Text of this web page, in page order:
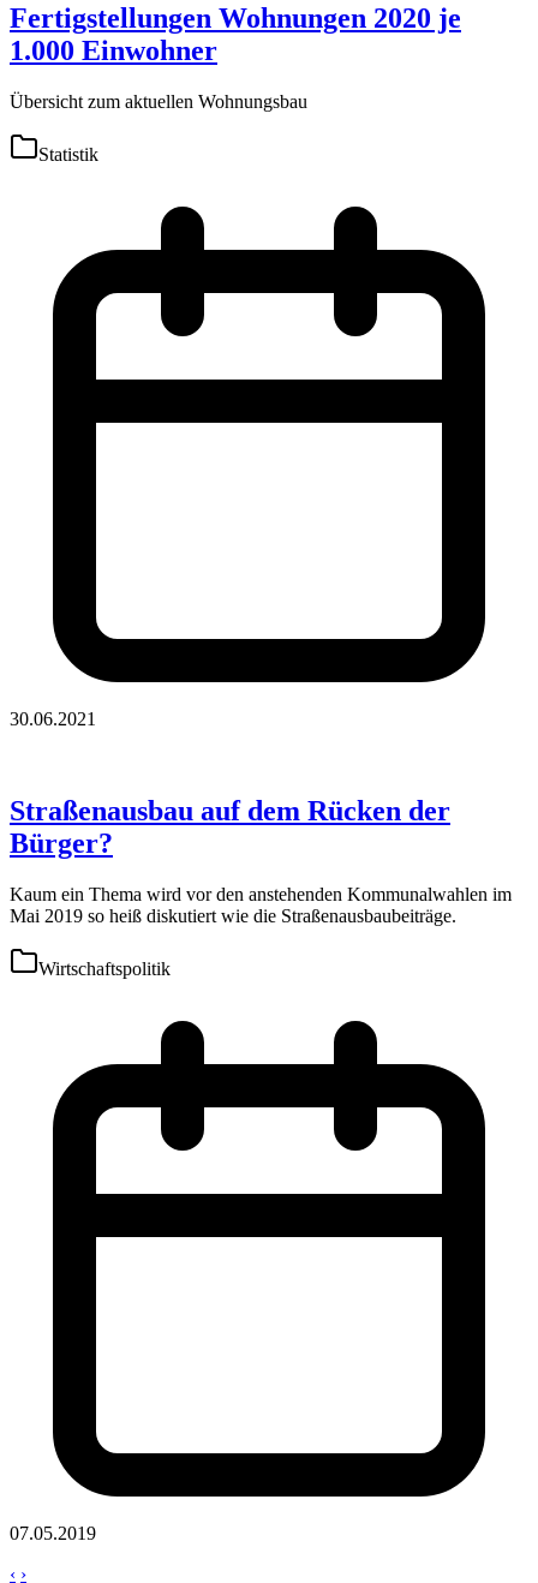
Fertigstellungen Wohnungen 2020 je
1.000 Einwohner
Übersicht zum aktuellen Wohnungsbau
Statistik
30.06.2021
Straßenausbau auf dem Rücken der
Bürger?
Kaum ein Thema wird vor den anstehenden Kommunalwahlen im
Mai 2019 so heiß diskutiert wie die Straßenausbaubeiträge.
Wirtschaftspolitik
07.05.2019
‹ ›